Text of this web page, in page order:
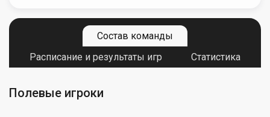
Состав команды
Расписание и результаты игр
Статистика
Полевые игроки